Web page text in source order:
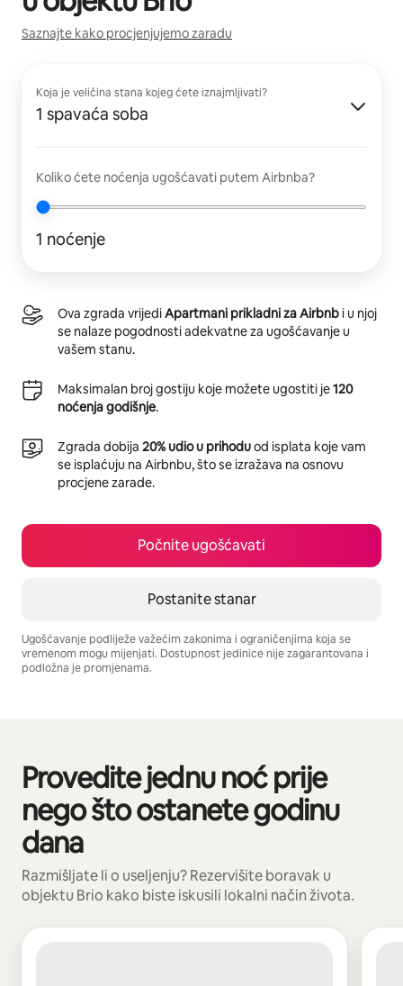
Saznajte kako procjenjujemo zaradu
Koja je veličina stana kojeg ćete iznajmljivati?
1 spavaća soba
Koliko ćete noćenja ugošćavati putem Airbnba?
1 noćenje
Ova zgrada vrijediApartmani prikladni za Airbnb i u njoj
se nalaze pogodnosti adekvatne za ugošćavanje u
vašem stanu.
Maksimalan broj gostiju koje možete ugostiti je120
noćenja godišnje.
Zgrada dobija 20% udio u prihoduod isplata koje vam
se isplaćuju na Airbnbu, što se izražava na osnovu
procjene zarade.
Počnite ugošćavati
Postanite stanar
Ugošćavanje podliježe važećim zakonima i ograničenjima koja se
vremenom mogu mijenjati. Dostupnost jedinice nije zagarantovana i
podložna je promjenama.
Provedite jednu noć prije
nego što ostanete godinu
dana
Razmišljate li o useljenju? Rezervišite boravak u
objektu Brio kako biste iskusili lokalni način života.
Prikazano 0 od 0 stavki